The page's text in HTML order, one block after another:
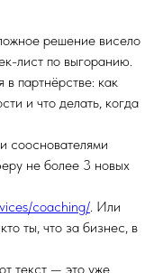
решение висело
лист по выгоранию.
партнёрстве: как
и что делать, когда
сооснователями
не более 3 новых
coaching/. Или
ты, что за бизнес, в
текст — это уже